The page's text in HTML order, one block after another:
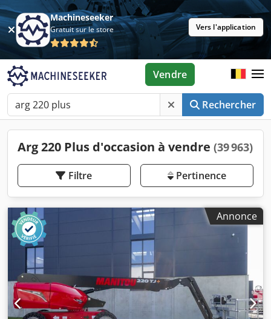
Machineseeker
Gratuit sur le store Vers l'application
Rechercher
Vendre
Arg 220 Plus d'occasion à vendre (39 963)
Filtre Pertinence
Annonce